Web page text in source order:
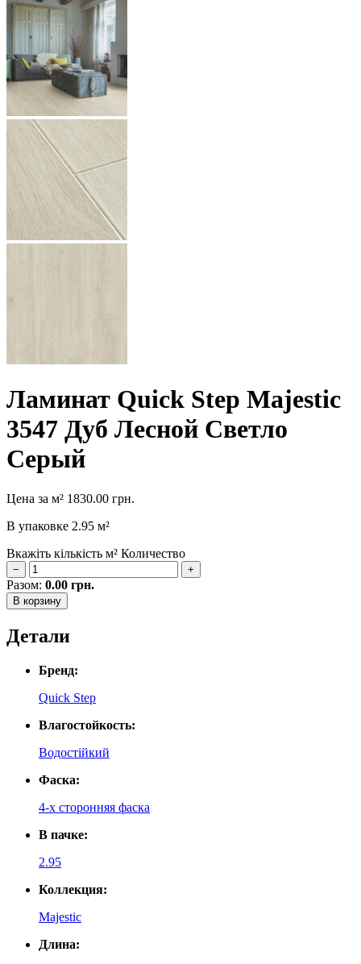
Ламинат Quick Step Majestic
3547 Дуб Лесной Светло
Серый
Цена за м² 1830.00 грн.
В упаковке 2.95 м²
Вкажіть кількість м² Количество
− +
Разом: 0.00 грн.
В корзину
Детали
Бренд:
Quick Step
Влагостойкость:
Водостійкий
Фаска:
4-х сторонняя фаска
В пачке:
2.95
Коллекция:
Majestic
Длина: